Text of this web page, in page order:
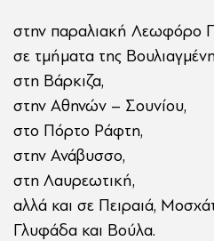
στην παραλιακή Λεωφόρο
σε τμήματα της
στη Βάρκιζα,
στην Αθηνών – Σουνίου,
στο Πόρτο Ράφτη,
στην Ανάβυσσο,
στη Λαυρεωτική,
αλλά και σε Πειραιά,
Γλυφάδα και Βούλα.